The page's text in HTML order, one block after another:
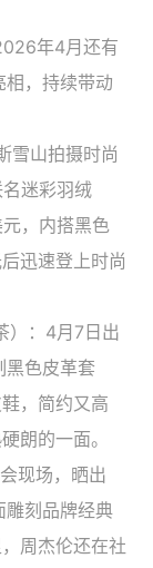
年4月还有
，持续带动
雪山拍摄时尚
迷彩羽绒
，内搭黑色
迅速登上时尚
）：4月7日出
色皮革套
，简约又高
朗的一面。
现场，晒出
刻品牌经典
周杰伦还在社